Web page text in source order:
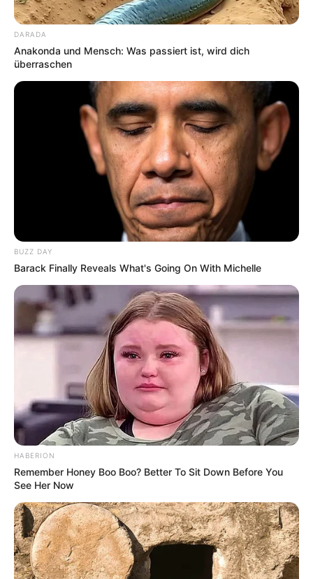
DARADA
Anakonda und Mensch: Was passiert ist, wird dich
überraschen
BUZZ DAY
Barack Finally Reveals What's Going On With Michelle
HABERION
Remember Honey Boo Boo? Better To Sit Down Before You
See Her Now